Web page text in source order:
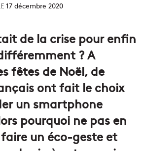
17 décembre 2020
de la crise pour enfin
? A
fêtes de Noël, de
ont fait le choix
un smartphone
pourquoi ne pas en
un éco-geste et